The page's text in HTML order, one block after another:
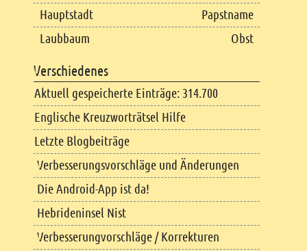
Hauptstadt
Papstname
Laubbaum
Obst
Verschiedenes
Aktuell gespeicherte Einträge: 314.700
Englische Kreuzworträtsel Hilfe
Letzte Blogbeiträge
Verbesserungsvorschläge und Änderungen
Die Android-App ist da!
Hebrideninsel Nist
Verbesserungvorschläge / Korrekturen